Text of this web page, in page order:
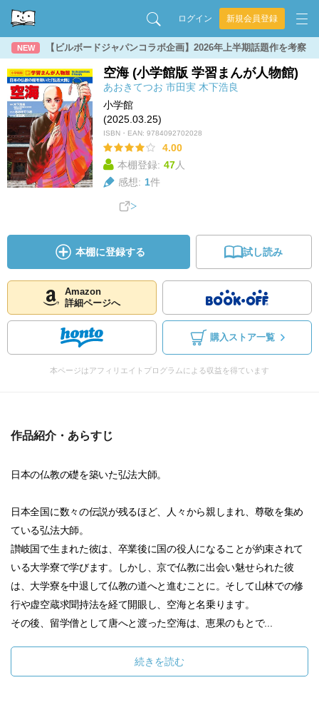
ログイン 新規会員登録
NEW 【ビルボードジャパンコラボ企画】2026年上半期話題作を考察
空海 (小学館版 学習まんが人物館)
あおきてつお 市田実 木下浩良
小学館
(2025.03.25)
ISBN・EAN: 9784092702028
4.00
本棚登録: 47人
感想: 1件
本棚に登録する 試し読み
Amazon
詳細ページへ
購入ストア一覧
本ページはアフィリエイトプログラムによる収益を得ています
作品紹介・あらすじ
日本の仏教の礎を築いた弘法大師。
日本全国に数々の伝説が残るほど、人々から親しまれ、尊敬を集め
ている弘法大師。
讃岐国で生まれた彼は、卒業後に国の役人になることが約束されて
いる大学寮で学びます。しかし、京で仏教に出会い魅せられた彼
は、大学寮を中退して仏教の道へと進むことに。そして山林での修
行や虚空蔵求聞持法を経て開眼し、空海と名乗ります。
その後、留学僧として唐へと渡った空海は、恵果のもとで...
続きを読む